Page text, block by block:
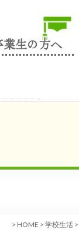
業生の方へ
> HOME > 学校生活 >